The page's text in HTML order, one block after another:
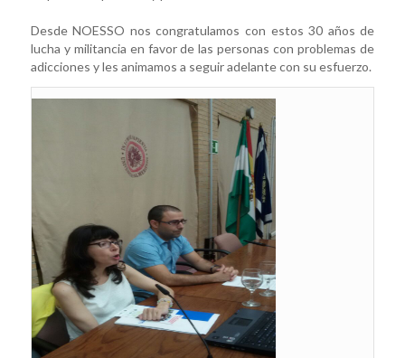
Desde NOESSO nos congratulamos con estos 30 años de
lucha y militancia en favor de las personas con problemas de
adicciones y les animamos a seguir adelante con su esfuerzo.